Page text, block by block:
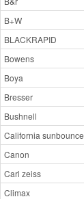
B+W
BLACKRAPID
Bowens
Boya
Bresser
Bushnell
California sunbounce
Canon
Carl zeiss
Climax